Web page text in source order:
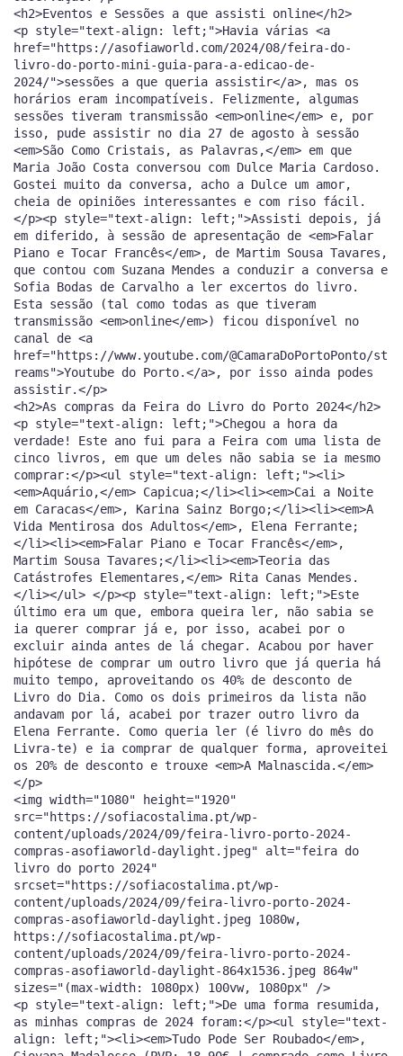
<h2>Eventos e Sessões a que assisti online</h2>
<p style="text-align: left;">Havia várias <a
href="https://asofiaworld.com/2024/08/feira-do-
livro-do-porto-mini-guia-para-a-edicao-de-
2024/">sessões a que queria assistir</a>, mas os
horários eram incompatíveis. Felizmente, algumas
sessões tiveram transmissão <em>online</em> e, por
isso, pude assistir no dia 27 de agosto à sessão
<em>São Como Cristais, as Palavras,</em> em que
Maria João Costa conversou com Dulce Maria Cardoso.
Gostei muito da conversa, acho a Dulce um amor,
cheia de opiniões interessantes e com riso fácil.
</p><p style="text-align: left;">Assisti depois, já
em diferido, à sessão de apresentação de <em>Falar
Piano e Tocar Francês</em>, de Martim Sousa Tavares,
que contou com Suzana Mendes a conduzir a conversa e
Sofia Bodas de Carvalho a ler excertos do livro.
Esta sessão (tal como todas as que tiveram
transmissão <em>online</em>) ficou disponível no
canal de <a
href="https://www.youtube.com/@CamaraDoPortoPonto/st
reams">Youtube do Porto.</a>, por isso ainda podes
assistir.</p>
<h2>As compras da Feira do Livro do Porto 2024</h2>
<p style="text-align: left;">Chegou a hora da
verdade! Este ano fui para a Feira com uma lista de
cinco livros, em que um deles não sabia se ia mesmo
comprar:</p><ul style="text-align: left;"><li>
<em>Aquário,</em> Capicua;</li><li><em>Cai a Noite
em Caracas</em>, Karina Sainz Borgo;</li><li><em>A
Vida Mentirosa dos Adultos</em>, Elena Ferrante;
</li><li><em>Falar Piano e Tocar Francês</em>,
Martim Sousa Tavares;</li><li><em>Teoria das
Catástrofes Elementares,</em> Rita Canas Mendes.
</li></ul> </p><p style="text-align: left;">Este
último era um que, embora queira ler, não sabia se
ia querer comprar já e, por isso, acabei por o
excluir ainda antes de lá chegar. Acabou por haver
hipótese de comprar um outro livro que já queria há
muito tempo, aproveitando os 40% de desconto de
Livro do Dia. Como os dois primeiros da lista não
andavam por lá, acabei por trazer outro livro da
Elena Ferrante. Como queria ler (é livro do mês do
Livra-te) e ia comprar de qualquer forma, aproveitei
os 20% de desconto e trouxe <em>A Malnascida.</em>
</p>
<img width="1080" height="1920"
src="https://sofiacostalima.pt/wp-
content/uploads/2024/09/feira-livro-porto-2024-
compras-asofiaworld-daylight.jpeg" alt="feira do
livro do porto 2024"
srcset="https://sofiacostalima.pt/wp-
content/uploads/2024/09/feira-livro-porto-2024-
compras-asofiaworld-daylight.jpeg 1080w,
https://sofiacostalima.pt/wp-
content/uploads/2024/09/feira-livro-porto-2024-
compras-asofiaworld-daylight-864x1536.jpeg 864w"
sizes="(max-width: 1080px) 100vw, 1080px" />
<p style="text-align: left;">De uma forma resumida,
as minhas compras de 2024 foram:</p><ul style="text-
align: left;"><li><em>Tudo Pode Ser Roubado</em>,